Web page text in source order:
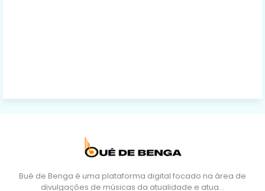
Bué de Benga é uma plataforma digital focado na área de
divulgações de músicas da atualidade e atua…